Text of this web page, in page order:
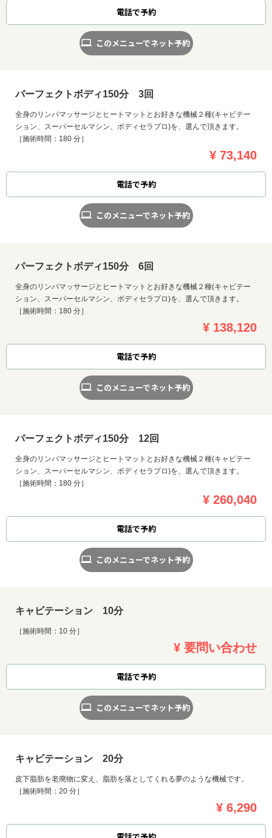
電話で予約
このメニューでネット予約
パーフェクトボディ150分 3回
全身のリンパマッサージとヒートマットとお好きな機械２種(キャビテー
ション、スーパーセルマシン、ボディセラプロ)を、選んで頂きます。
［施術時間：180 分］
¥ 73,140
電話で予約
このメニューでネット予約
パーフェクトボディ150分 6回
全身のリンパマッサージとヒートマットとお好きな機械２種(キャビテー
ション、スーパーセルマシン、ボディセラプロ)を、選んで頂きます。
［施術時間：180 分］
¥ 138,120
電話で予約
このメニューでネット予約
パーフェクトボディ150分 12回
全身のリンパマッサージとヒートマットとお好きな機械２種(キャビテー
ション、スーパーセルマシン、ボディセラプロ)を、選んで頂きます。
［施術時間：180 分］
¥ 260,040
電話で予約
このメニューでネット予約
キャビテーション 10分
［施術時間：10 分］
¥ 要問い合わせ
電話で予約
このメニューでネット予約
キャビテーション 20分
皮下脂肪を老廃物に変え、脂肪を落としてくれる夢のような機械です。
［施術時間：20 分］
¥ 6,290